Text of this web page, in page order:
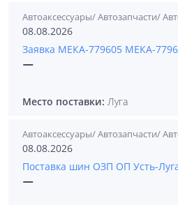
Автоаксессуары/ Автозапчасти/
08.08.2026
Заявка МЕКА-779605 МЕКА-
—
Место поставки: Луга
Автоаксессуары/ Автозапчасти/
08.08.2026
Поставка шин ОЗП ОП Усть-
—